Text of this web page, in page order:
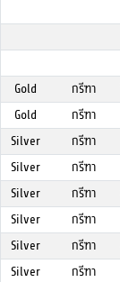
Gold
กรีฑา
Gold
กรีฑา
Silver
กรีฑา
Silver
กรีฑา
Silver
กรีฑา
Silver
กรีฑา
Silver
กรีฑา
Silver
กรีฑา